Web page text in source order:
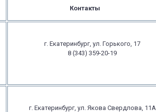
Контакты
г. Екатеринбург, ул. Горького, 17
8 (343) 359-20-19
г. Екатеринбург, ул. Якова Свердлова, 11А